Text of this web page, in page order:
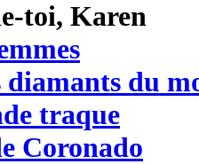
toi, Karen
diamants du
traque
Coronado